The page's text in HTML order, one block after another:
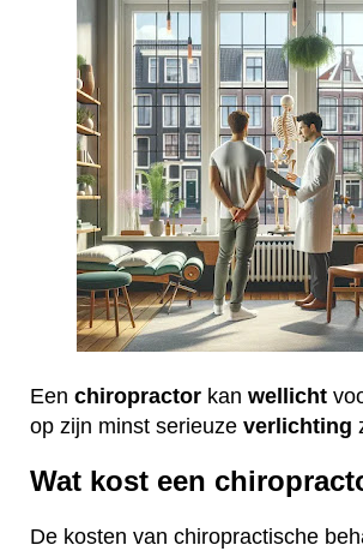
Een chiropractor kan wellicht
op zijn minst serieuze verlichting
Wat kost een
De kosten van chiropractische